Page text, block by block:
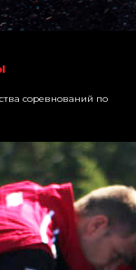
соревнований по